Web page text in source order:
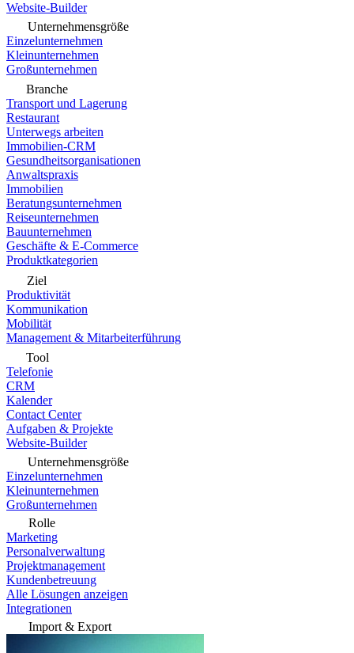
Website-Builder
Unternehmensgröße
Einzelunternehmen
Kleinunternehmen
Großunternehmen
Branche
Transport und Lagerung
Restaurant
Unterwegs arbeiten
Immobilien-CRM
Gesundheitsorganisationen
Anwaltspraxis
Immobilien
Beratungsunternehmen
Reiseunternehmen
Bauunternehmen
Geschäfte & E-Commerce
Produktkategorien
Ziel
Produktivität
Kommunikation
Mobilität
Management & Mitarbeiterführung
Tool
Telefonie
CRM
Kalender
Contact Center
Aufgaben & Projekte
Website-Builder
Unternehmensgröße
Einzelunternehmen
Kleinunternehmen
Großunternehmen
Rolle
Marketing
Personalverwaltung
Projektmanagement
Kundenbetreuung
Alle Lösungen anzeigen
Integrationen
Import & Export